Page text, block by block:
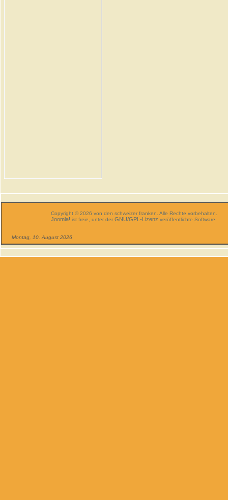
Copyright © 2026 von den schweizer franken. Alle Rechte vorbehalten.
Joomla! ist freie, unter derGNU/GPL-Lizenz veröffentlichte Software.
Montag, 10. August 2026